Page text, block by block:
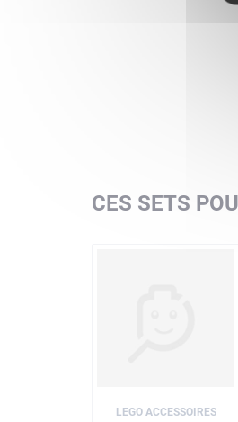
CES SETS
LEGO ACCESSOIRES